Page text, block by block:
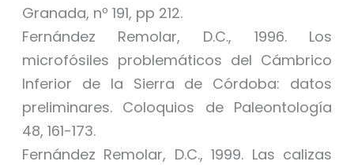
Granada, nº 191, pp 212.
Fernández Remolar, D.C., 1996. Los
microfósiles problemáticos del Cámbrico
Inferior de la Sierra de Córdoba: datos
preliminares. Coloquios de Paleontología
48, 161-173.
Fernández Remolar, D.C., 1999. Las calizas